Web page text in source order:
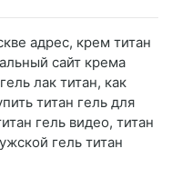
адрес, крем титан
сайт крема
лак титан, как
титан гель для
гель видео, титан
гель титан